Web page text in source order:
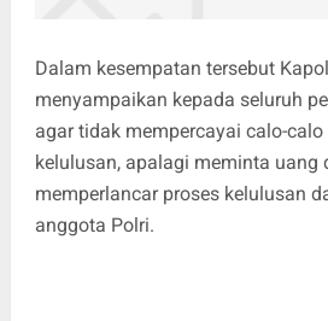
Dalam kesempatan tersebut
menyampaikan kepada seluruh
agar tidak mempercayai calo-
kelulusan, apalagi meminta uang
memperlancar proses kelulusan
anggota Polri.